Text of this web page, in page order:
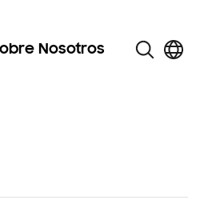
Nosotros